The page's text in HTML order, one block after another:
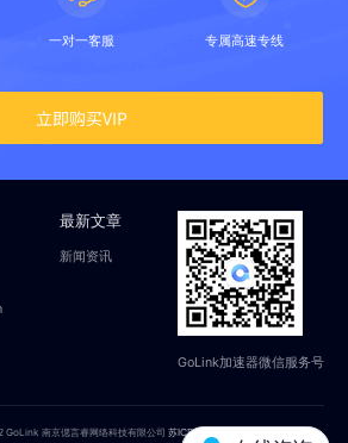
一对一客服 专属高速专线
立即购买VIP
最新文章
新闻资讯
GoLink加速器微信服务号
南京偲言睿网络科技有限公司苏ICP备18014251号-2